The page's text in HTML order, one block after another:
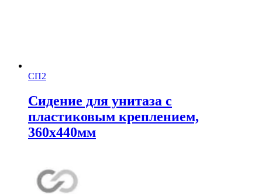
СП2
Сидение для унитаза с
пластиковым креплением,
360х440мм